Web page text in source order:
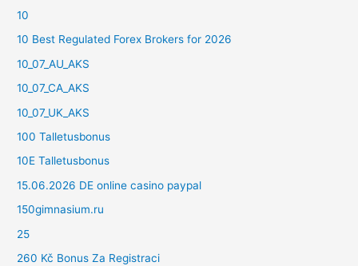
10
10 Best Regulated Forex Brokers for 2026
10_07_AU_AKS
10_07_CA_AKS
10_07_UK_AKS
100 Talletusbonus
10E Talletusbonus
15.06.2026 DE online casino paypal
150gimnasium.ru
25
260 Kč Bonus Za Registraci